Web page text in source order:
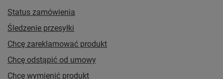
Status zamówienia
Śledzenie przesyłki
Chcę zareklamować produkt
Chcę odstąpić od umowy
Chcę wymienić produkt